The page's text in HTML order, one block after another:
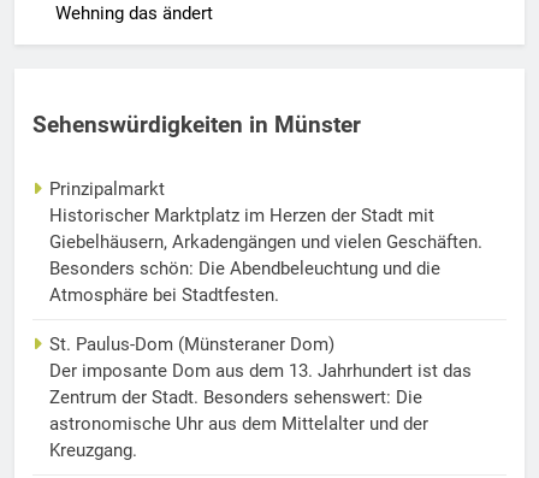
Wehning das ändert
Sehenswürdigkeiten in Münster
Prinzipalmarkt
Historischer Marktplatz im Herzen der Stadt mit
Giebelhäusern, Arkadengängen und vielen Geschäften.
Besonders schön: Die Abendbeleuchtung und die
Atmosphäre bei Stadtfesten.
St. Paulus-Dom (Münsteraner Dom)
Der imposante Dom aus dem 13. Jahrhundert ist das
Zentrum der Stadt. Besonders sehenswert: Die
astronomische Uhr aus dem Mittelalter und der
Kreuzgang.